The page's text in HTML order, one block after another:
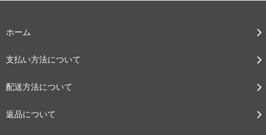
ホーム
支払い方法について
配送方法について
返品について